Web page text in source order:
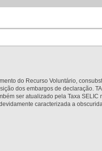
do Recurso Voluntário,
dos embargos de declaração.
ser atualizado pela Taxa SELIC
caracterizada a